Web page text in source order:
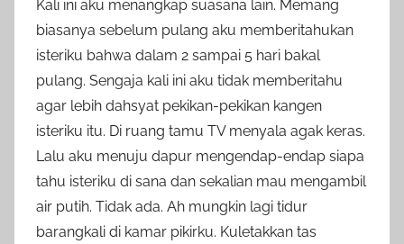
Kali ini aku menangkap suasana lain. Memang
biasanya sebelum pulang aku memberitahukan
isteriku bahwa dalam 2 sampai 5 hari bakal
pulang. Sengaja kali ini aku tidak memberitahu
agar lebih dahsyat pekikan-pekikan kangen
isteriku itu. Di ruang tamu TV menyala agak keras.
Lalu aku menuju dapur mengendap-endap siapa
tahu isteriku di sana dan sekalian mau mengambil
air putih. Tidak ada. Ah mungkin lagi tidur
barangkali di kamar pikirku. Kuletakkan tas